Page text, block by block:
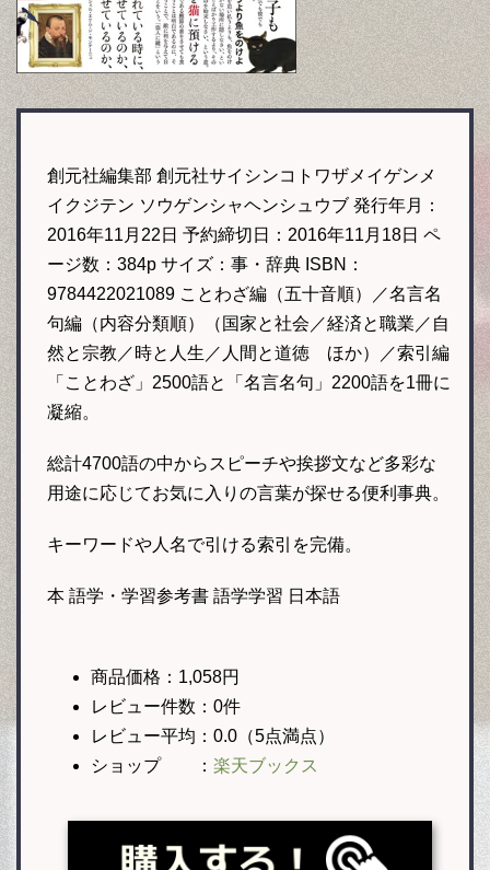
創元社編集部 創元社サイシンコトワザメイゲンメ
イクジテン ソウゲンシャヘンシュウブ 発行年月：
2016年11月22日 予約締切日：2016年11月18日 ペ
ージ数：384p サイズ：事・辞典 ISBN：
9784422021089 ことわざ編（五十音順）／名言名
句編（内容分類順）（国家と社会／経済と職業／自
然と宗教／時と人生／人間と道徳 ほか）／索引編
「ことわざ」2500語と「名言名句」2200語を1冊に
凝縮。
総計4700語の中からスピーチや挨拶文など多彩な
用途に応じてお気に入りの言葉が探せる便利事典。
キーワードや人名で引ける索引を完備。
本 語学・学習参考書 語学学習 日本語
商品価格：1,058円
レビュー件数：0件
レビュー平均：0.0（5点満点）
ショップ ： 楽天ブックス